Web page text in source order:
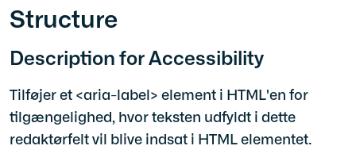
Structure
Description for Accessibility
Tilføjer et <aria-label> element i HTML'en for
tilgængelighed, hvor teksten udfyldt i dette
redaktørfelt vil blive indsat i HTML elementet.